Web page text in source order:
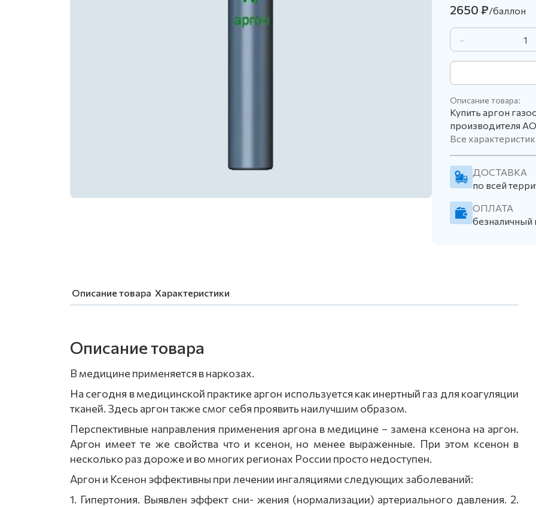
2650 ₽/баллон
-
Описание товара:
Купить аргон
производителя
Все
ДОСТАВКА
по всей
ОПЛАТА
безналичный
Описание товара Характеристики
Описание товара
В медицине применяется в наркозах.
На сегодня в медицинской практике аргон используется как инертный газ для коагуляции
тканей. Здесь аргон также смог себя проявить наилучшим образом.
Перспективные направления применения аргона в медицине – замена ксенона на аргон.
Аргон имеет те же свойства что и ксенон, но менее выраженные. При этом ксенон в
несколько раз дороже и во многих регионах России просто недоступен.
Аргон и Ксенон эффективны при лечении ингаляциями следующих заболеваний:
1. Гипертония. Выявлен эффект сни- жения (нормализации) артериального давления. 2.